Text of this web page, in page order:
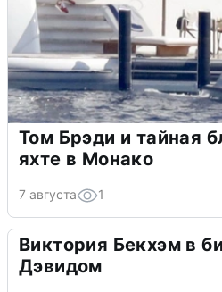
Том Брэди и тайная
яхте в Монако
7 августа 1
Виктория Бекхэм в
Дэвидом